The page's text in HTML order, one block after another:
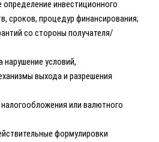
инвестиционного
сроков, процедур финансирования;
со стороны получателя/
нарушение условий,
выхода и разрешения
или валютного
формулировки